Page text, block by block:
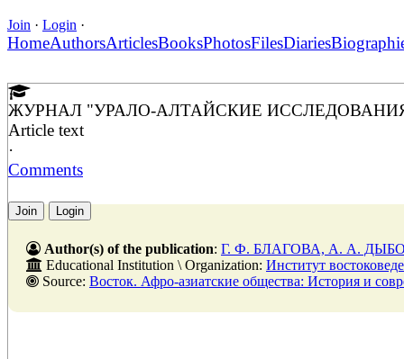
Join · Login ·
HomeAuthorsArticlesBooksPhotosFilesDiaries
ЖУРНАЛ "УРАЛО-АЛТАЙСКИЕ
Article text
·
Comments
Join Login
Author(s) of the publication: Г. Ф. БЛАГОВА, А. А.
Educational Institution \ Organization: Институт
Source: Восток. Афро-азиатские общества: История и современность, № 5, 31